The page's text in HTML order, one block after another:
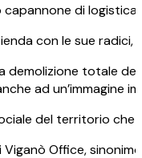
di
con le sue
demolizione totale
ad
del territorio
Office,